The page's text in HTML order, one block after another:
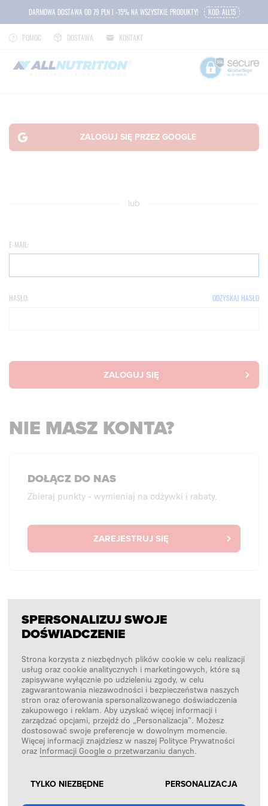
DARMOWA DOSTAWA OD 79 PLN I -15% NA WSZYSTKIE PRODUKTY! KOD: ALL15
POMOC DOSTAWA KONTAKT
lub
E-MAIL:
HASŁO: ODZYSKAJ HASŁO
ZALOGUJ SIĘ
NIE MASZ KONTA?
DOŁĄCZ DO NAS
Zbieraj punkty - wymieniaj na odżywki i rabaty.
ZAREJESTRUJ SIĘ
BEZ LOGOWANIA
logowania.
ZAKUPY BEZ LOGOWANIA
SPERSONALIZUJ SWOJE
DOŚWIADCZENIE
Strona korzysta z niezbędnych plików cookie w celu realizacji
usług oraz cookie analitycznych i marketingowych, które są
zapisywane wyłącznie po udzieleniu zgody, w celu
zagwarantowania niezawodności i bezpieczeństwa naszych
stron oraz oferowania spersonalizowanego doświadczenia
zakupowego i reklam. Aby uzyskać więcej informacji i
zarządzać opcjami, przejdź do „Personalizacja”. Możesz
dostosować swoje preferencje w dowolnym momencie.
Więcej informacji znajdziesz w naszej Polityce Prywatności
oraz Informacji Google o przetwarzaniu danych.
TYLKO NIEZBĘDNE PERSONALIZACJA